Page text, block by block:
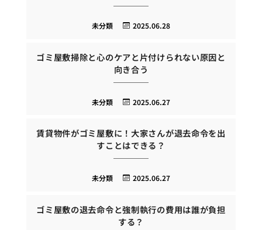
2025.06.28
未分類
ゴミ屋敷掃除と心のケアと片付けられない原因と
向き合う
2025.06.27
未分類
賃貸物件がゴミ屋敷に！大家さんが退去命令を出
すことはできる？
2025.06.27
未分類
ゴミ屋敷の退去命令と強制執行の費用は誰が負担
する？